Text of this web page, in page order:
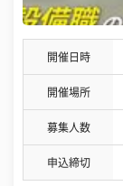
開催日時
開催場所
募集人数
申込締切